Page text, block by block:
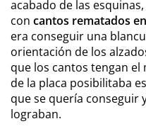
acabado de las
con cantos rematados
era conseguir una
orientación de los
que los cantos tengan
de la placa posibilitaba
que se quería conseguir
lograban.